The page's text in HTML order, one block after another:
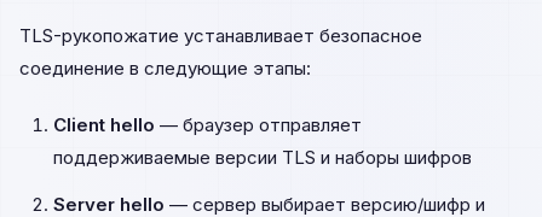
TLS-рукопожатие устанавливает безопасное
соединение в следующие этапы:
Client hello — браузер отправляет
поддерживаемые версии TLS и наборы шифров
Server hello — сервер выбирает версию/шифр и